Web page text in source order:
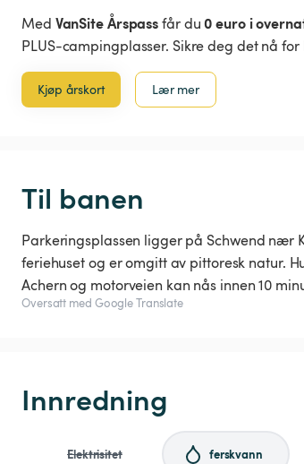
Med VanSite Årspassfår du0 euro i
PLUS-campingplasser. Sikre deg det nå
Kjøp årskort Lær mer
Til banen
Parkeringsplassen ligger på Schwend nær
feriehuset og er omgitt av pittoresk natur.
Achern og motorveien kan nås innen 10
Oversatt med Google Translate
Innredning
Elektrisitet ferskvann